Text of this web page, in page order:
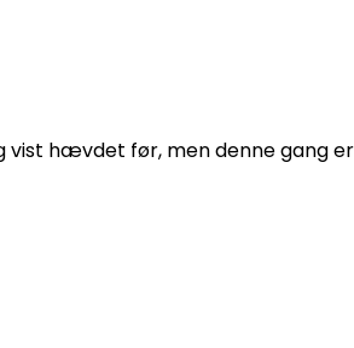
hævdet før, men denne gang